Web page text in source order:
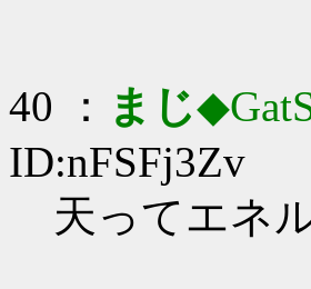
40 ： まじ
ID:nFSFj3Zv
天ってエネ